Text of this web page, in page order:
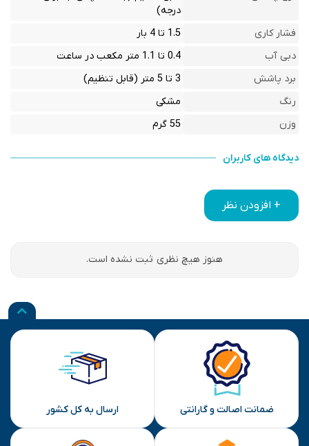
درجه)
فشار کاری
1.5 تا 4 بار
دبی آب
0.4 تا 1.1 متر مکعب در ساعت
برد پاشش
3 تا 5 متر (قابل تنظیم)
رنگ
مشکی
وزن
55 گرم
دیدگاه های کاربران
+ افزودن نظر
هنوز هیچ نظری ثبت نشده است.
ضمانت اصالت و گارانتی ارسال به کل کشور